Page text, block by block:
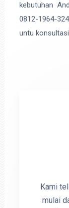
kebutuhan
0812-1964-
untu
Kami
mulai